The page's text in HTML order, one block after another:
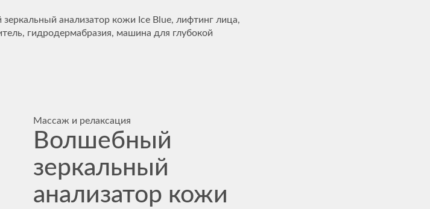
анализатор кожи Ice Blue, лифтинг лица,
гидродермабразия, машина для глубокой
Массаж и релаксация
Волшебный
зеркальный
анализатор кожи